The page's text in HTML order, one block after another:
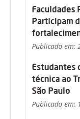
Faculdades
Participam
Publicado em:
Estudantes
técnica ao
São Paulo
Publicado em: